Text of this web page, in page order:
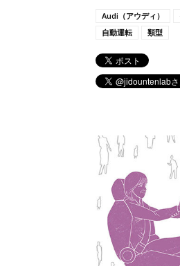
Audi（アウディ）
自動運転
類型